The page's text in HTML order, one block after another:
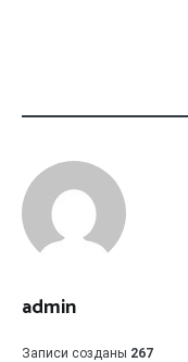
admin
Записи созданы 267